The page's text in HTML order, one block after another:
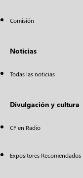
Comisión
Noticias
Todas las noticias
Divulgación y cultura
CF en Radio
Expositores Recomendados